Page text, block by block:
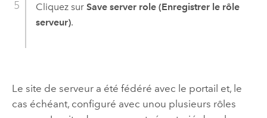
Cliquez sur Save server role (Enregistrer le rôle
serveur).
Le site de serveur a été fédéré avec le portail et, le
cas échéant, configuré avec unou plusieurs rôles